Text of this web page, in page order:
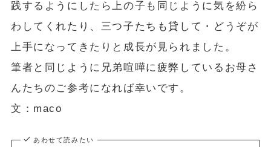
践するようにしたら上の子も同じように気を紛ら
わしてくれたり、三つ子たちも貸して・どうぞが
上手になってきたりと成長が見られました。
筆者と同じように兄弟喧嘩に疲弊しているお母さ
んたちのご参考になれば幸いです。
文：maco
あわせて読みたい